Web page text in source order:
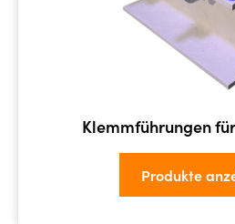
Klemmführungen
Produkte